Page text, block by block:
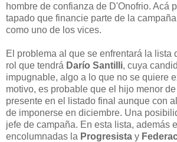
hombre de confianza de D'Onofrio. Acá
tapado que financie parte de la
como uno de los vices.
El problema al que se enfrentará la lista
rol que tendrá Darío Santilli, cuya
impugnable, algo a lo que no se quiere
motivo, es probable que el hijo menor
presente en el listado final aunque con
de imponerse en diciembre. Una
jefe de campaña. En esta lista, además
encolumnadas la Progresista y